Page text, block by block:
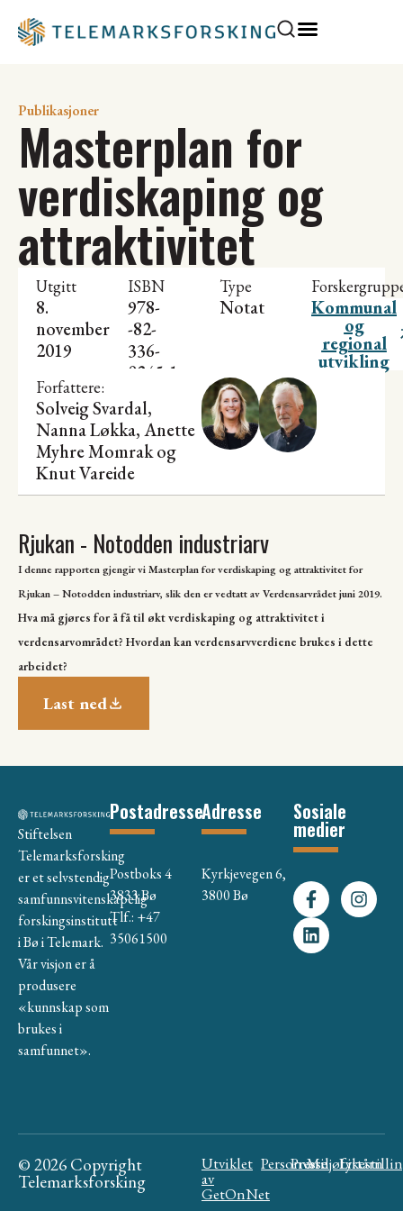
Publikasjoner
Masterplan for
verdiskaping og
attraktivitet
Utgitt
8.
november
2019
ISBN
978-
-82-
336-
0245-1
Type
Notat Kommunal
og
regional
utvikling
Forfattere:
Solveig Svardal,
Nanna Løkka, Anette
Myhre Momrak og
Knut Vareide
Rjukan - Notodden industriarv
I denne rapporten gjengir vi Masterplan for verdiskaping og attraktivitet for
Rjukan – Notodden industriarv, slik den er vedtatt av Verdensarvrådet juni 2019.
Hva må gjøres for å få til økt verdiskaping og attraktivitet i
verdensarvområdet? Hvordan kan verdensarvverdiene brukes i dette
arbeidet?
Last ned
Stiftelsen
Telemarksforsking
er et selvstendig
samfunnsvitenskapelig
forskingsinstitutt
i Bø i Telemark.
Vår visjon er å
produsere
«kunnskap som
brukes i
samfunnet».
Postadresse
Postboks 4
3833 Bø
Tlf.: +47
35061500
Adresse
Kyrkjevegen 6,
3800 Bø
Sosiale
medier
© 2026 Copyright
Telemarksforsking
Utviklet
av
GetOnNet
Personvern
Presse
Miljøfyrtårn